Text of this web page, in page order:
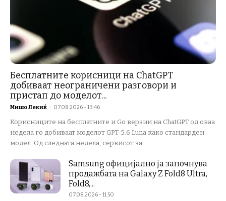
Бесплатните корисници на ChatGPT
добиваат неограничени разговори и
пристап до моделот...
Мишо Лекиќ - 07.08.2026 - 13:46
Корисниците на бесплатните и Go верзии на ChatGPT од оваа
недела го добиваат моделот GPT-5.6 Luna како стандарден
модел. Од следната недела, сервисот за...
Samsung официјално ја започнува
продажбата на Galaxy Z Fold8 Ultra,
Fold8,...
07.08.2026 - 11:50